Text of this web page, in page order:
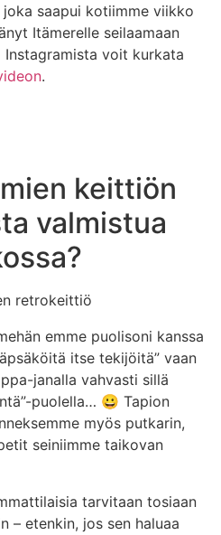
saapui kotiimme viikko
Itämerelle seilaamaan
voit kurkata
.
keittiön
valmistua
emme puolisoni kanssa
itse tekijöitä” vaan
janalla vahvasti sillä
puolella… 😀 Tapion
myös putkarin,
seiniimme taikovan
tarvitaan tosiaan
– etenkin, jos sen haluaa